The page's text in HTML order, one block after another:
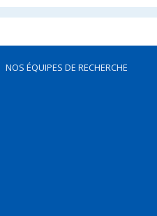
NOS ÉQUIPES DE RECHERCHE